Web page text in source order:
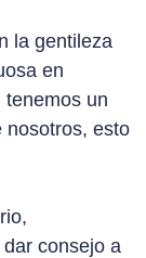
la gentileza
en
tenemos un
nosotros, esto
consejo a